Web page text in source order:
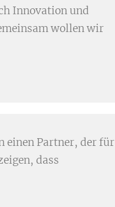
Innovation und
wollen wir
einen Partner, der für
dass